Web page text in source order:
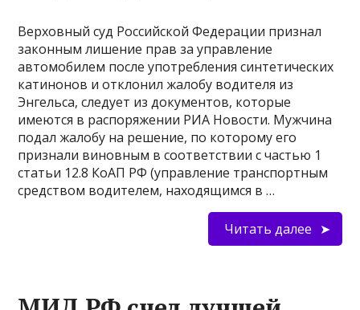
Верховный суд Российской Федерации признал
законным лишение прав за управление
автомобилем после употребления синтетических
катинонов и отклонил жалобу водителя из
Энгельса, следует из документов, которые
имеются в распоряжении РИА Новости. Мужчина
подал жалобу на решение, по которому его
признали виновным в соответствии с частью 1
статьи 12.8 КоАП РФ (управление транспортным
средством водителем, находящимся в …
Читать далее